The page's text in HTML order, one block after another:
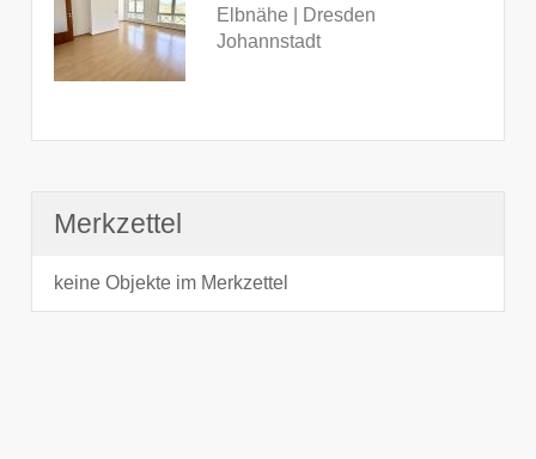
Elbnähe | Dresden
Johannstadt
Merkzettel
keine Objekte im Merkzettel